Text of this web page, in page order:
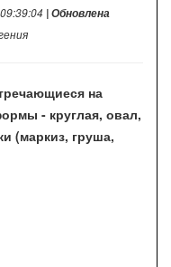
| Обновлена
на
- круглая, овал,
(маркиз, груша,